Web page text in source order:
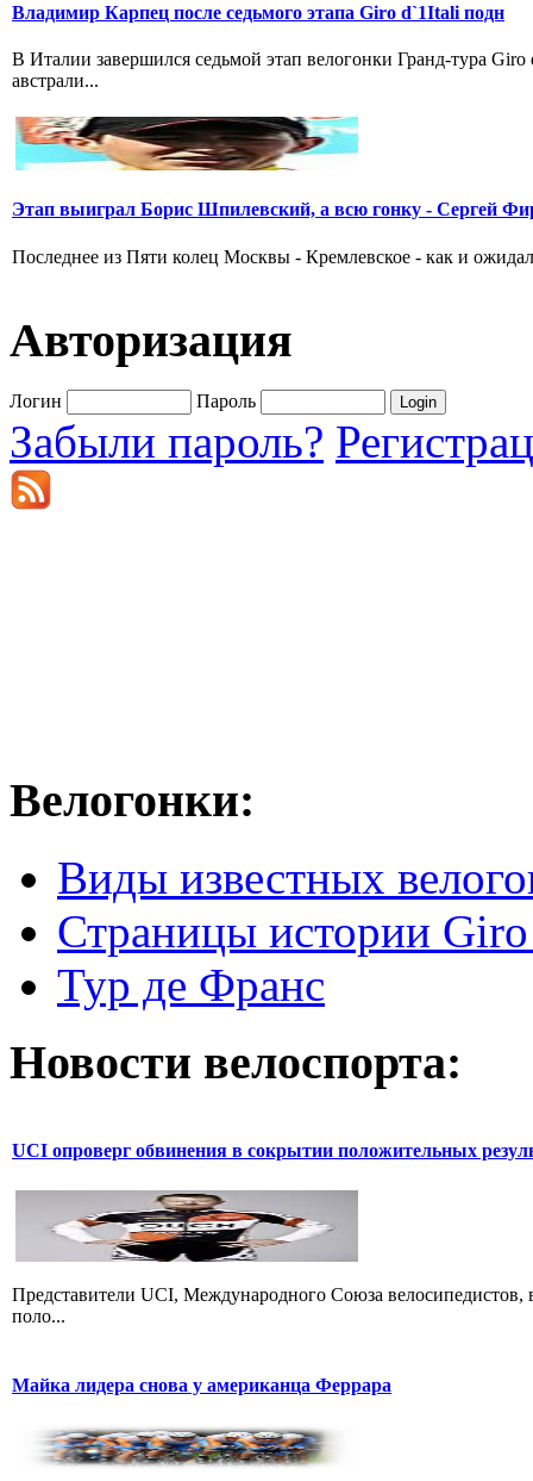
Владимир Карпец после седьмого этапа Giro d`1Itali подн
В Италии завершился седьмой этап велогонки Гранд-тура
австрали...
Этап выиграл Борис Шпилевский, а всю гонку - Сергей
Последнее из Пяти колец Москвы - Кремлевское - как и
Авторизация
Логин Пароль
Забыли пароль?
Велогонки:
Виды известных
Страницы истории
Тур де Франс
Новости велоспорта:
UCI опроверг обвинения в сокрытии положительных
Представители UCI, Международного Союза
поло...
Майка лидера снова у американца Феррара